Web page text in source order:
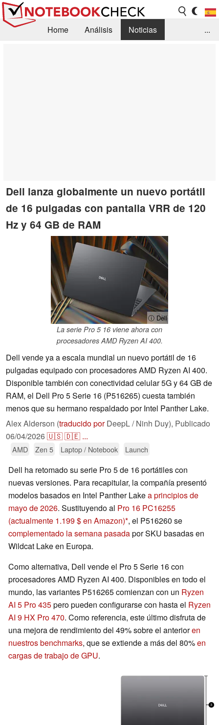
Home Análisis
Noticias
...
Dell lanza globalmente un nuevo portátil
de 16 pulgadas con pantalla VRR de 120
Hz y 64 GB de RAM
ⓘ Dell
La serie Pro 5 16 viene ahora con
procesadores AMD Ryzen AI 400.
Dell vende ya a escala mundial un nuevo portátil de 16
pulgadas equipado con procesadores AMD Ryzen AI 400.
Disponible también con conectividad celular 5G y 64 GB de
RAM, el Dell Pro 5 Serie 16 (P516265) cuesta también
menos que su hermano respaldado por Intel Panther Lake.
Alex Alderson (traducido porDeepL / Ninh Duy), Publicado
06/04/2026🇺🇸🇩🇪 ...
AMD Zen 5 Laptop / Notebook Launch
Dell ha retomado su serie Pro 5 de 16 portátiles con
nuevas versiones. Para recapitular, la compañía presentó
modelos basados en Intel Panther Lakea principios de
mayo de 2026. Sustituyendo al Pro 16 PC16255
(actualmente 1.199 $ en Amazon) , el P516260 se
complementado la semana pasadapor SKU basadas en
Wildcat Lake en Europa.
Como alternativa, Dell vende el Pro 5 Serie 16 con
procesadores AMD Ryzen AI 400. Disponibles en todo el
mundo, las variantes P516265 comienzan con un Ryzen
AI 5 Pro 435pero pueden configurarse con hasta el Ryzen
AI 9 HX Pro 470. Como referencia, este último disfruta de
una mejora de rendimiento del 49% sobre el anterioren
nuestros benchmarks, que se extiende a más del 80%en
cargas de trabajo de GPU.